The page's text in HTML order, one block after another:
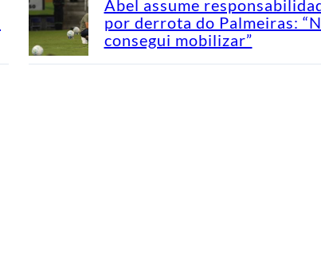
Abel assume
por derrota do Palmeiras:
consegui mobilizar”